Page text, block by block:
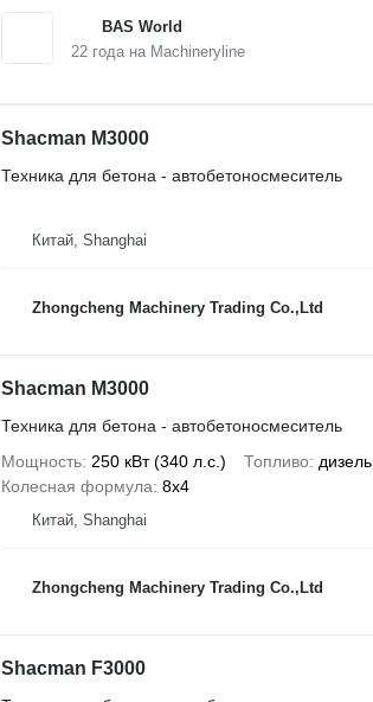
BAS World
22года на Machineryline
Shacman M3000
Техника для бетона - автобетоносмеситель
Китай, Shanghai
Zhongcheng Machinery Trading Co.,Ltd
Shacman M3000
Техника для бетона - автобетоносмеситель
Мощность 250 кВт (340 л.с.) Топливо дизель
Колесная формула 8x4
Китай, Shanghai
Zhongcheng Machinery Trading Co.,Ltd
Shacman F3000